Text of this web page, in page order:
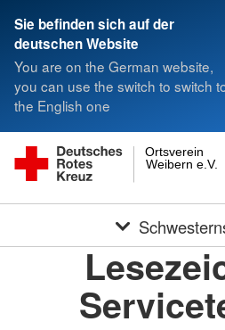
Sie befinden sich auf der
deutschen Website
You are on the German website,
you can use the switch to switch
the English one
Weibern e.V.
Ortsverein